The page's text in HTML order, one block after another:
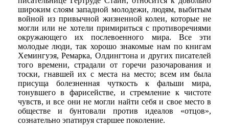
широким слоям западной молодежи, людям, выбитым
войной из привычной жизненной колеи, которые не
могли или не хотели примириться с противоречиями
окружающего их послевоенного мира. Все эти
молодые люди, так хорошо знакомые нам по книгам
Хемингуэя, Ремарка, Олдингтона и других писателей
того времени, страдали от горечи разочарования и
тоски, гнавшей их с места на место; всем им была
присуща болезненная чуткость к фальши мира,
тонувшего в фарисействе, и стремление к чистоте
чувств, и все они не могли найти себя и свое место в
обществе и бунтовали против идеалов «отцов»,
сознательно эпатируя старшее поколение.